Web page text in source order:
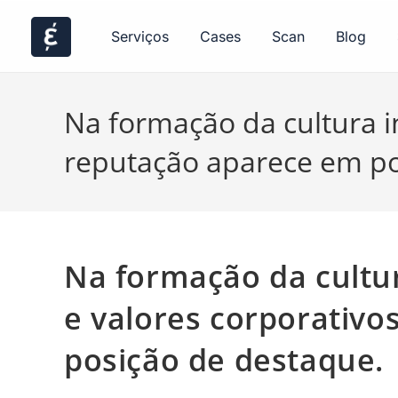
Serviços Cases Scan Blog
Na formação da cultura
reputação aparece em
Na formação da
e valores
posição de destaque.